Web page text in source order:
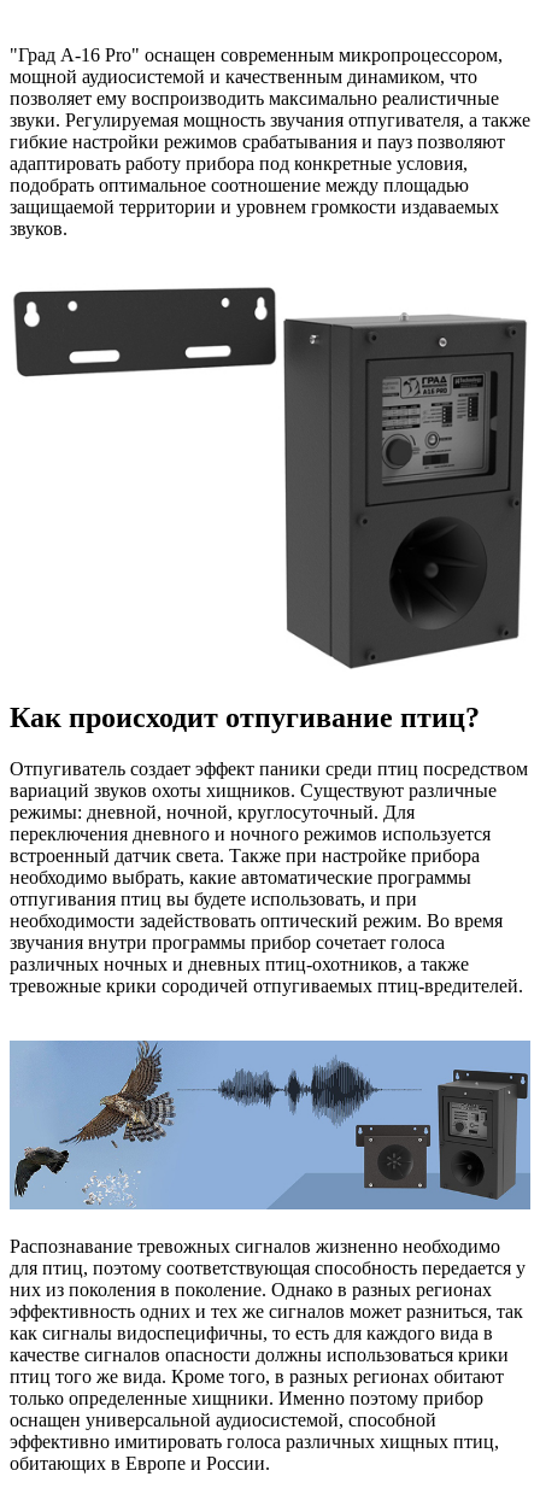
"Град А-16 Pro" оснащен современным микропроцессором,
мощной аудиосистемой и качественным динамиком, что
позволяет ему воспроизводить максимально реалистичные
звуки. Регулируемая мощность звучания отпугивателя, а также
гибкие настройки режимов срабатывания и пауз позволяют
адаптировать работу прибора под конкретные условия,
подобрать оптимальное соотношение между площадью
защищаемой территории и уровнем громкости издаваемых
звуков.
Как происходит отпугивание птиц?
Отпугиватель создает эффект паники среди птиц посредством
вариаций звуков охоты хищников. Существуют различные
режимы: дневной, ночной, круглосуточный. Для
переключения дневного и ночного режимов используется
встроенный датчик света. Также при настройке прибора
необходимо выбрать, какие автоматические программы
отпугивания птиц вы будете использовать, и при
необходимости задействовать оптический режим. Во время
звучания внутри программы прибор сочетает голоса
различных ночных и дневных птиц-охотников, а также
тревожные крики сородичей отпугиваемых птиц-вредителей.
Распознавание тревожных сигналов жизненно необходимо
для птиц, поэтому соответствующая способность передается у
них из поколения в поколение. Однако в разных регионах
эффективность одних и тех же сигналов может разниться, так
как сигналы видоспецифичны, то есть для каждого вида в
качестве сигналов опасности должны использоваться крики
птиц того же вида. Кроме того, в разных регионах обитают
только определенные хищники. Именно поэтому прибор
оснащен универсальной аудиосистемой, способной
эффективно имитировать голоса различных хищных птиц,
обитающих в Европе и России.